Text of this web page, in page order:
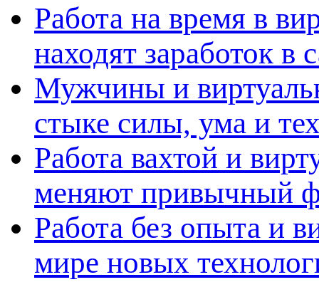
Работа на время в
находят заработок
Мужчины и
стыке силы, ума и
Работа вахтой и
меняют привычный
Работа без опыта и
мире новых